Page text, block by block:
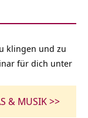
klingen und zu
für dich unter
& MUSIK >>